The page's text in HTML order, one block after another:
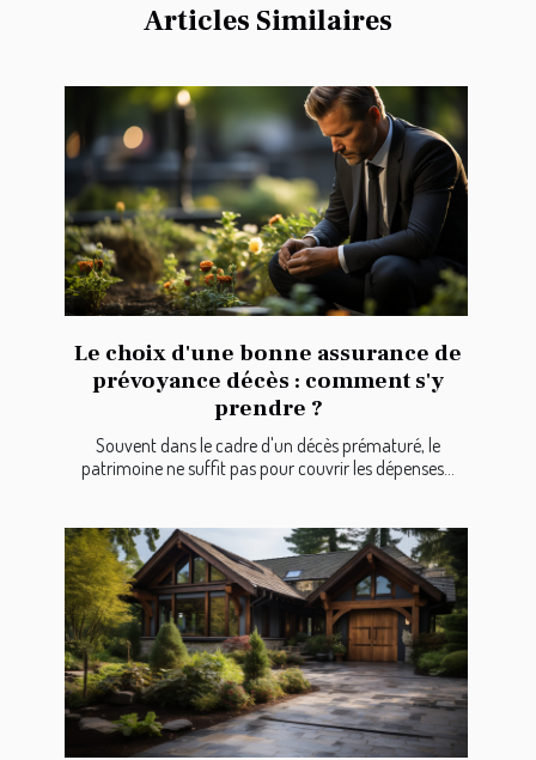
Articles Similaires
Le choix d'une bonne assurance de
prévoyance décès : comment s'y
prendre ?
Souvent dans le cadre d'un décès prématuré, le
patrimoine ne suffit pas pour couvrir les dépenses...